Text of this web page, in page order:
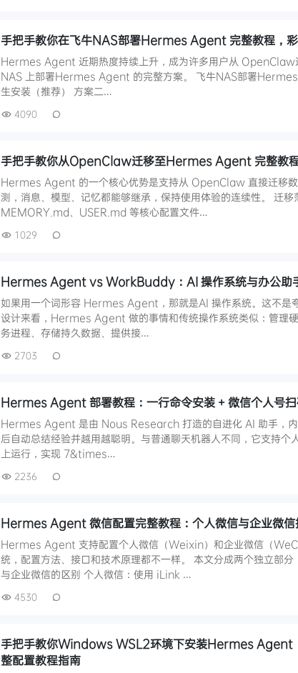
手把手教你在飞牛NAS部署Hermes Agent 完整教程，
Hermes Agent 近期热度持续上升，成为许多用户从 OpenClaw
NAS 上部署Hermes Agent 的完整方案。 飞牛NAS部署Hermes
生安装（推荐） 方案二…
4090
手把手教你从OpenClaw迁移至Hermes Agent 完整教
Hermes Agent 的一个核心优势是支持从 OpenClaw 直接迁移数
测，消息、模型、记忆都能够继承，保持使用体验的连续性。 迁移
MEMORY.md、USER.md 等核心配置文件…
1029
Hermes Agent vs WorkBuddy：AI 操作系统与办公助
如果用一个词形容 Hermes Agent，那就是AI 操作系统。这不
设计来看，Hermes Agent 做的事情和传统操作系统类似：管理
务进程、存储持久数据、提供接…
2703
Hermes Agent 部署教程：一行命令安装 + 微信个人号扫
Hermes Agent 是由 Nous Research 打造的自进化 AI 助手，内
后自动总结经验并越用越聪明。与普通聊天机器人不同，它支持个
上运行，实现 7&times…
2236
Hermes Agent 微信配置完整教程：个人微信与企业微信
Hermes Agent 支持配置个人微信（Weixin）和企业微信（
统，配置方法、接口和技术原理都不一样。 本文分成两个独立部
与企业微信的区别 个人微信：使用 iLink …
4530
手把手教你Windows WSL2环境下安装Hermes Agent
整配置教程指南